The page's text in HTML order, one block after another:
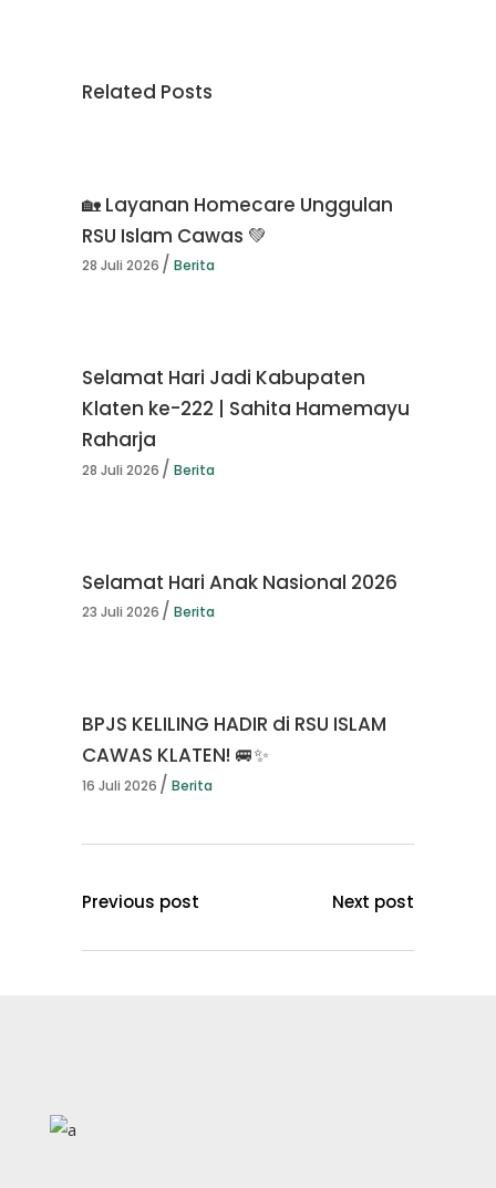
Related Posts
🏡 Layanan Homecare Unggulan
RSU Islam Cawas 💚
28 Juli 2026 Berita
Selamat Hari Jadi Kabupaten
Klaten ke-222 | Sahita Hamemayu
Raharja
28 Juli 2026 Berita
Selamat Hari Anak Nasional 2026
23 Juli 2026 Berita
BPJS KELILING HADIR di RSU ISLAM
CAWAS KLATEN! 🚐✨
16 Juli 2026 Berita
Previous post Next post